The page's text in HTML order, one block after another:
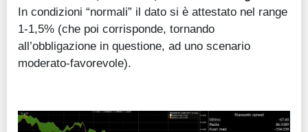
In condizioni “normali” il dato si è attestato nel range
1-1,5% (che poi corrisponde, tornando
all’obbligazione in questione, ad uno scenario
moderato-favorevole).